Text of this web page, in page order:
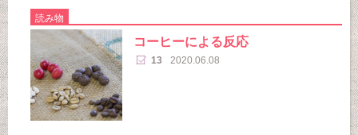
読み物
コーヒーによる反応
13 2020.06.08